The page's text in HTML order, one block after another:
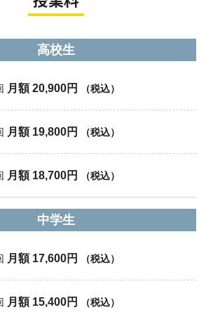
高校生
月額 20,900円 （税込）
月額 19,800円 （税込）
月額 18,700円 （税込）
中学生
月額 17,600円 （税込）
月額 15,400円 （税込）